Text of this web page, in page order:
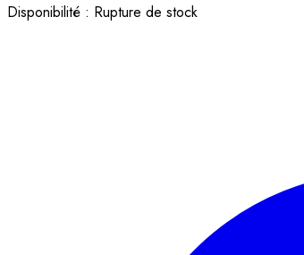
Disponibilité : Rupture de stock